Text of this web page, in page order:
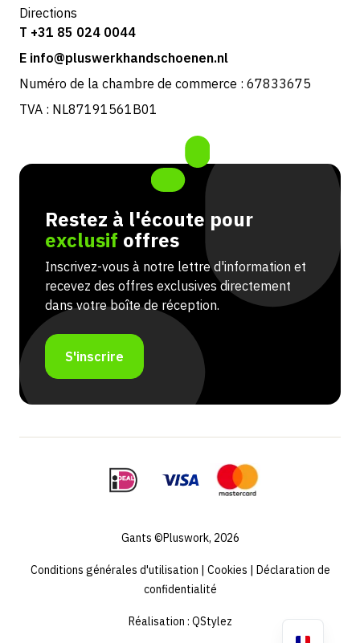
Directions
T +31 85 024 0044
E info@pluswerkhandschoenen.nl
Numéro de la chambre de commerce : 67833675
TVA : NL87191561B01
Restez à l'écoute pour
exclusif offres
Inscrivez-vous à notre lettre d'information et
recevez des offres exclusives directement
dans votre boîte de réception.
S'inscrire
Gants ©Pluswork, 2026
Conditions générales d'utilisation | Cookies | Déclaration de
confidentialité
Réalisation : QStylez